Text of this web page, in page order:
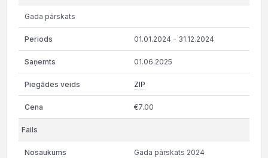
Gada pārskats
01.01.2024 - 31.12.2024
01.06.2025
ZIP
€7.00
Gada pārskats 2024